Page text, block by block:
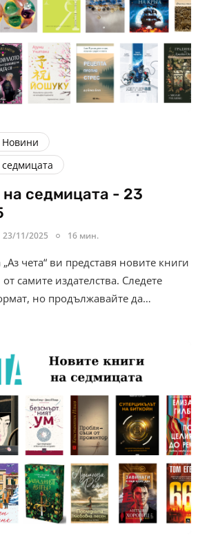
Новини
седмицата - 23
23/11/2025 16 мин.
чета“ ви представя новите книги
самите издателства. Следете
но продължавайте да…